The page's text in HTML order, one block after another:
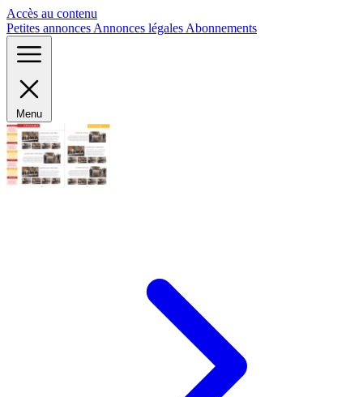
Accès au contenu
Petites annonces Annonces légales Abonnements
Menu
Panneau de gestion des cookies